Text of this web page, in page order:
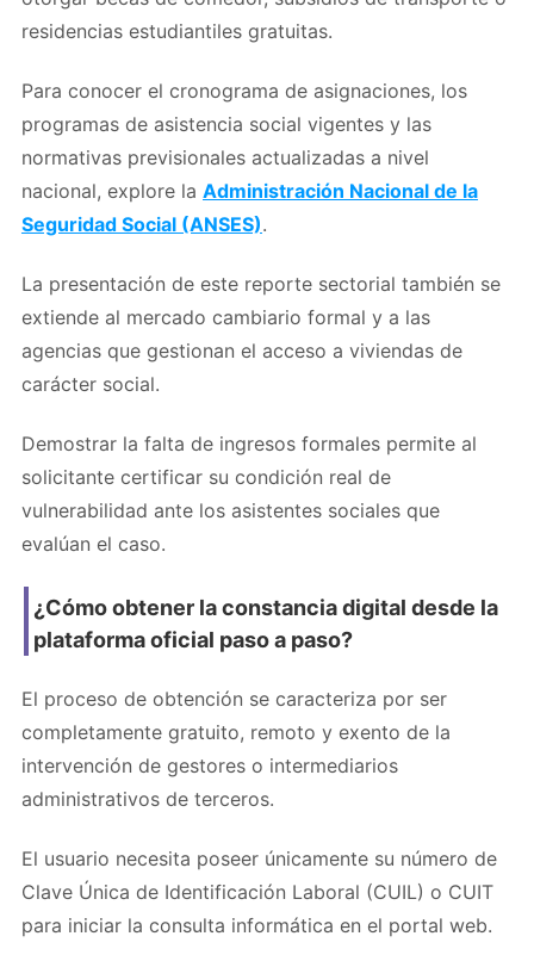
residencias estudiantiles gratuitas.
Para conocer el cronograma de asignaciones, los
programas de asistencia social vigentes y las
normativas previsionales actualizadas a nivel
nacional, explore la Administración Nacional de la
Seguridad Social (ANSES).
La presentación de este reporte sectorial también se
extiende al mercado cambiario formal y a las
agencias que gestionan el acceso a viviendas de
carácter social.
Demostrar la falta de ingresos formales permite al
solicitante certificar su condición real de
vulnerabilidad ante los asistentes sociales que
evalúan el caso.
¿Cómo obtener la constancia digital desde la
plataforma oficial paso a paso?
El proceso de obtención se caracteriza por ser
completamente gratuito, remoto y exento de la
intervención de gestores o intermediarios
administrativos de terceros.
El usuario necesita poseer únicamente su número de
Clave Única de Identificación Laboral (CUIL) o CUIT
para iniciar la consulta informática en el portal web.